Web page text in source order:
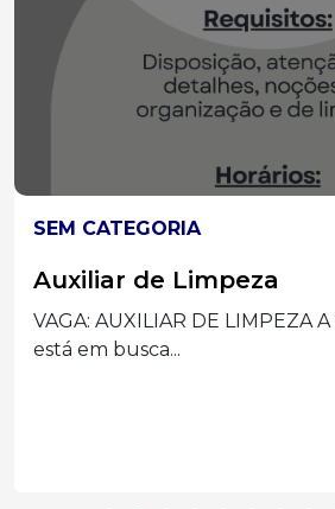
SEM CATEGORIA
Auxiliar de Limpeza
VAGA: AUXILIAR DE LIMPEZA
está em busca...